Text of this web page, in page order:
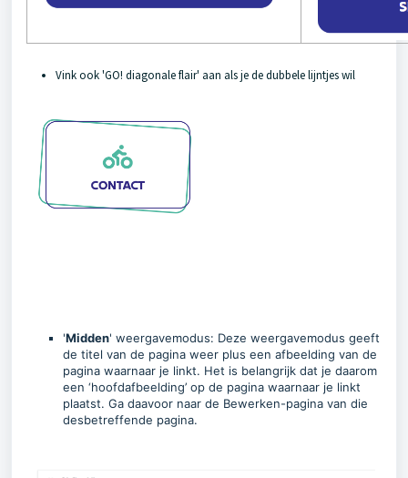
Vink ook 'GO! diagonale flair' aan als je de dubbele lijntjes wil
'Midden' weergavemodus: Deze weergavemodus geeft
de titel van de pagina weer plus een afbeelding van de
pagina waarnaar je linkt. Het is belangrijk dat je daarom
een ‘hoofdafbeelding’ op de pagina waarnaar je linkt
plaatst. Ga daavoor naar de Bewerken-pagina van die
desbetreffende pagina.